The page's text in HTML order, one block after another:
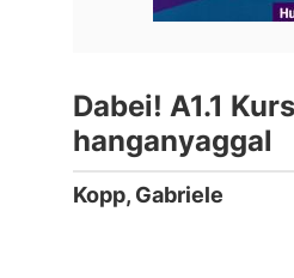
Dabei! A1.1
hanganyaggal
Kopp, Gabriele